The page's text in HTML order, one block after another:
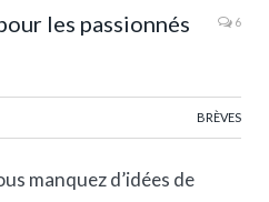
les passionnés
6
BRÈVES
manquez d’idées de